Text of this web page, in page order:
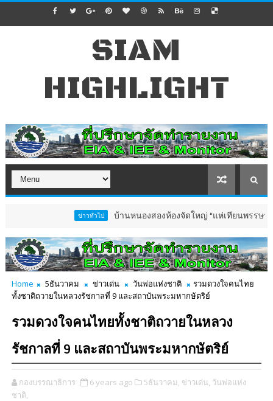
SIAM
HIGHLIGHT
บ้านหนองสองห้องจัดใหญ่ “แห่เทียนพรรษา–ผ้าป่าซาเล้
Home 5ธันวาคม ข่าวเด่น วันพ่อแห่งชาติ
รวมดวงใจคนไทย
ทั้งชาติถวายในหลวงรัชกาลที่ 9 และสถาบันพระมหากษัตริย์
รวมดวงใจคนไทยทั้งชาติถวายในหลวง
รัชกาลที่ 9 และสถาบันพระมหากษัตริย์
กองบรรณาธิการ 6 years ago 5ธันวาคม, ข่าวเด่น, วันพ่อแห่ง
ชาติ,